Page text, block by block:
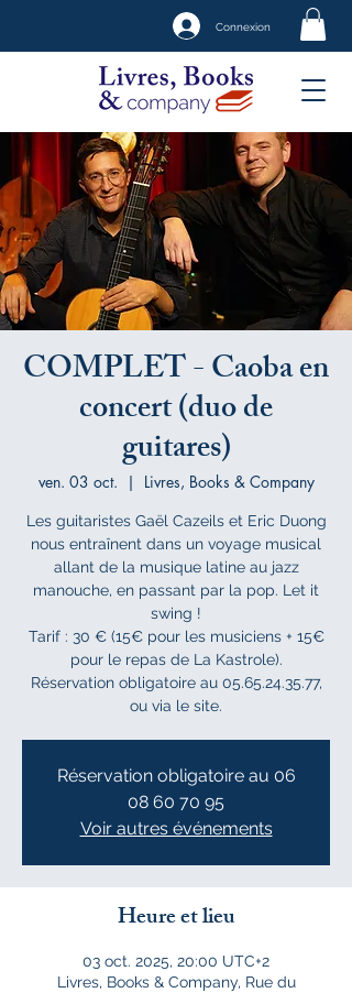
Connexion
COMPLET - Caoba en
concert (duo de
guitares)
ven. 03 oct.
  |
Livres, Books & Company
Les guitaristes Gaël Cazeils et Eric Duong
nous entraînent dans un voyage musical
allant de la musique latine au jazz
manouche, en passant par la pop. Let it
swing !
Tarif : 30 € (15€ pour les musiciens + 15€
pour le repas de La Kastrole).
Réservation obligatoire au 05.65.24.35.77,
ou via le site.
Réservation obligatoire au 06
08 60 70 95
Voir autres événements
Heure et lieu
03 oct. 2025, 20:00 UTC+2
Livres, Books & Company, Rue du